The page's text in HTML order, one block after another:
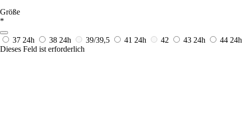
Größe
*
37 24h 38 24h 39/39,5 41 24h 42 43 24h 44 24h
Dieses Feld ist erforderlich